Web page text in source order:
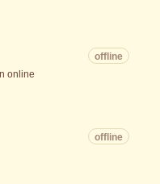
offline
online
offline